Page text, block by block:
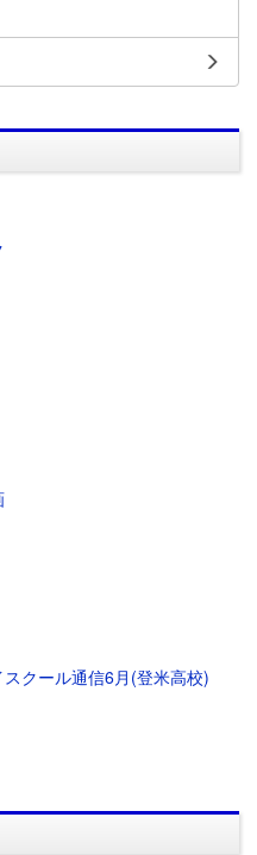
クール通信6月(登米高校)